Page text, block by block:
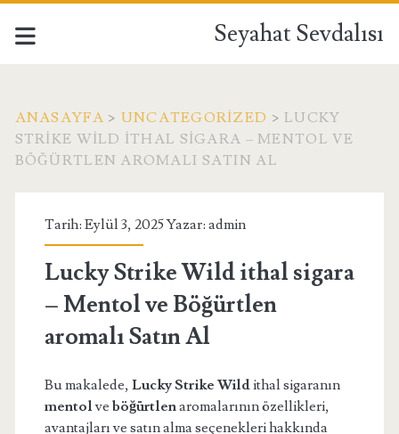
Seyahat Sevdalısı
ANASAYFA > UNCATEGORIZED >LUCKY
STRIKE WILD ITHAL SIGARA – MENTOL VE
BÖĞÜRTLEN AROMALI SATIN AL
Tarih: Eylül 3, 2025 Yazar: admin
Lucky Strike Wild ithal sigara
– Mentol ve Böğürtlen
aromalı Satın Al
Bu makalede, Lucky Strike Wildithal sigaranın
mentolve böğürtlenaromalarının özellikleri,
avantajları ve satın alma seçenekleri hakkında